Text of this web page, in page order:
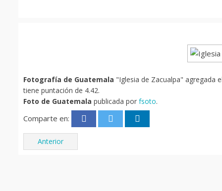
Fotografía de Guatemala "Iglesia de Zacualpa" agregada
tiene puntación de 4.42.
Foto de Guatemala publicada por fsoto.
Comparte en:
Anterior